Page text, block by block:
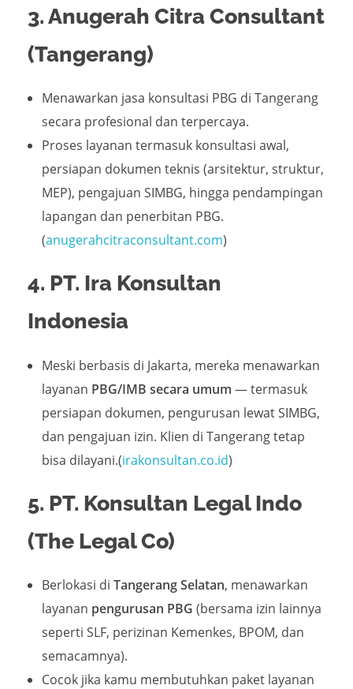
3. Anugerah Citra Consultant
(Tangerang)
Menawarkan jasa konsultasi PBG di Tangerang
secara profesional dan terpercaya.
Proses layanan termasuk konsultasi awal,
persiapan dokumen teknis (arsitektur, struktur,
MEP), pengajuan SIMBG, hingga pendampingan
lapangan dan penerbitan PBG.
(anugerahcitraconsultant.com)
4. PT. Ira Konsultan
Indonesia
Meski berbasis di Jakarta, mereka menawarkan
layanan PBG/IMB secara umum — termasuk
persiapan dokumen, pengurusan lewat SIMBG,
dan pengajuan izin. Klien di Tangerang tetap
bisa dilayani.(irakonsultan.co.id)
5. PT. Konsultan Legal Indo
(The Legal Co)
Berlokasi di Tangerang Selatan, menawarkan
layanan pengurusan PBG (bersama izin lainnya
seperti SLF, perizinan Kemenkes, BPOM, dan
semacamnya).
Cocok jika kamu membutuhkan paket layanan